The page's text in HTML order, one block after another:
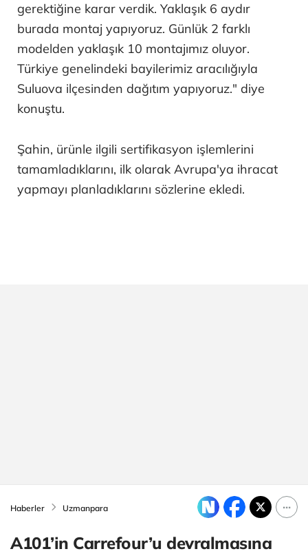
gerektiğine karar verdik. Yaklaşık 6 aydır
burada montaj yapıyoruz. Günlük 2 farklı
modelden yaklaşık 10 montajımız oluyor.
Türkiye genelindeki bayilerimiz aracılığıyla
Suluova ilçesinden dağıtım yapıyoruz." diye
konuştu.
Şahin, ürünle ilgili sertifikasyon işlemlerini
tamamladıklarını, ilk olarak Avrupa'ya ihracat
yapmayı planladıklarını sözlerine ekledi.
Haberler Uzmanpara
A101’in Carrefour’u devralmasına